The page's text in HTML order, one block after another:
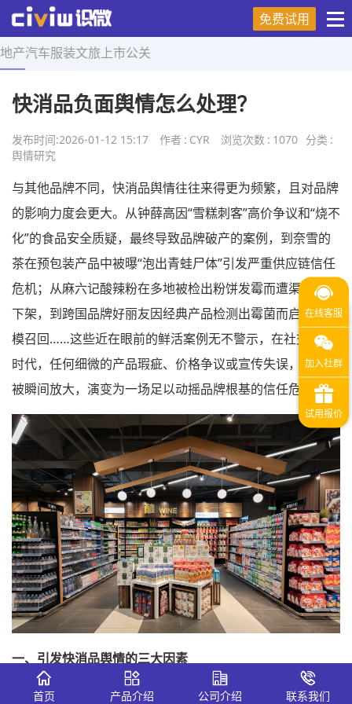
免费试用
地产汽车服装文旅 上市公关
首页 > 舆情研究 > 正文
快消品负面舆情怎么处理？
发布时间:2026-01-12 15:17 作者 : CYR 浏览次数 : 1070 分类 :
舆情研究
与其他品牌不同，快消品舆情往往来得更为频繁，且对品牌
的影响力度会更大。从钟薛高因“雪糕刺客”高价争议和“烧不
化”的食品安全质疑，最终导致品牌破产的案例，到奈雪的
茶在预包装产品中被曝“泡出青蛙尸体”引发严重供应链信任
危机；从麻六记酸辣粉在多地被检出粉饼发霉而遭渠道紧急
下架，到跨国品牌好丽友因经典产品检测出霉菌而启动大规
模召回……这些近在眼前的鲜活案例无不警示，在社交媒体
时代，任何细微的产品瑕疵、价格争议或宣传失误，都可能
被瞬间放大，演变为一场足以动摇品牌根基的信任危机。
一、引发快消品舆情的三大因素
1、竞争对手多。同一类产品销售至少拥有成百上千个竞争
首页 产品介绍 公司介绍 联系我们